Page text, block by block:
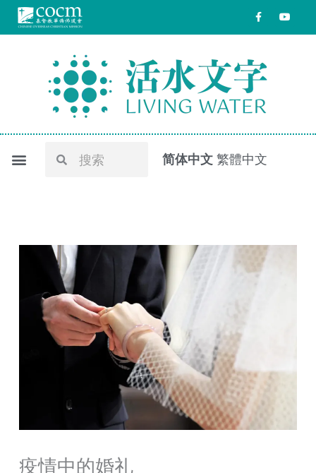
F
a
o
o
k
f
Y
o
SearchSearch
简体中文 繁體中文
疫情中的婚礼